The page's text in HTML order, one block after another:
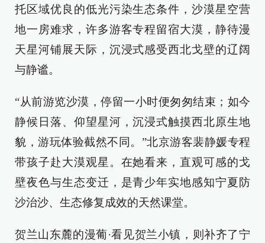
托区域优良的低光污染生态条件，沙漠星空营
地一房难求，许多游客专程留宿大漠，静待漫
天星河铺展天际，沉浸式感受西北戈壁的辽阔
与静谧。
“从前游览沙漠，停留一小时便匆匆结束；如今
静候日落、仰望星河，沉浸式触摸西北原生地
貌，游玩体验截然不同。”北京游客裴静媛专程
带孩子赴大漠观星。在她看来，直观可感的戈
壁夜色与生态变迁，是青少年实地感知宁夏防
沙治沙、生态修复成效的天然课堂。
贺兰山东麓的漫葡·看见贺兰小镇，则补齐了宁